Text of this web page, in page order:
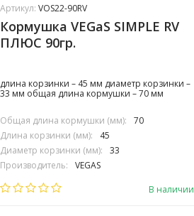
Артикул: VOS22-90RV
Кормушка VEGaS SIMPLE RV
ПЛЮС 90гр.
длина корзинки – 45 мм диаметр корзинки –
33 мм общая длина кормушки – 70 мм
Общая длина кормушки (мм):
70
Длина корзинки (мм):
45
Диаметр корзинки (мм):
33
Производитель:
VEGAS
В наличии